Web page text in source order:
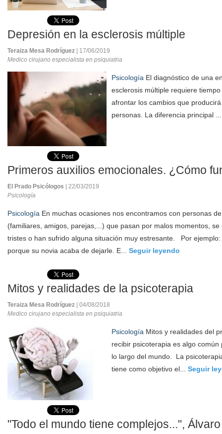
Depresión en la esclerosis múltiple
Teraiza Mesa Rodríguez
| 17/06/2019
Medico cirujano especialista en psiquiatria
Psicología El diagnóstico de una
esclerosis múltiple requiere
afrontar los cambios que
personas. La diferencia principal
Primeros auxilios emocionales. ¿Cómo
El Prado Psicólogos
| 22/03/2019
Psicología
Psicología En muchas ocasiones nos encontramos con personas
(familiares, amigos, parejas,...) que pasan por malos momentos,
tristes o han sufrido alguna situación muy estresante. Por
porque su novia acaba de dejarle. E... Seguir leyendo
Mitos y realidades de la psicoterapia
Teraiza Mesa Rodríguez
| 04/08/2018
Medico cirujano especialista en psiquiatria
Psicología Mitos y realidades del
recibir psicoterapia es algo
lo largo del mundo. La
tiene como objetivo el... Seguir
"Todo el mundo tiene complejos...",